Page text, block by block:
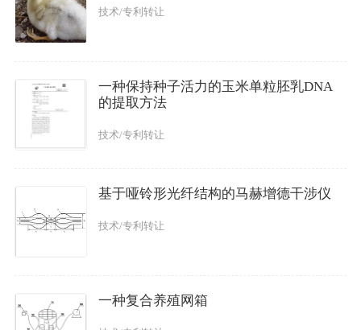
技术/专利转让
一种保持种子活力的玉米单粒胚乳DNA
的提取方法
技术/专利转让
基于哑铃形光纤结构的马赫增德干涉仪
技术/专利转让
一种复合养殖网箱